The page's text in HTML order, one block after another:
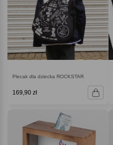
Plecak dla dziecka ROCKSTAR
169,90 zł